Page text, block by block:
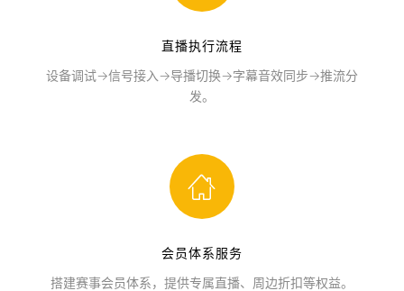
直播执行流程
设备调试→信号接入→导播切换→字幕音效同步→推流分
发。
会员体系服务
搭建赛事会员体系，提供专属直播、周边折扣等权益。